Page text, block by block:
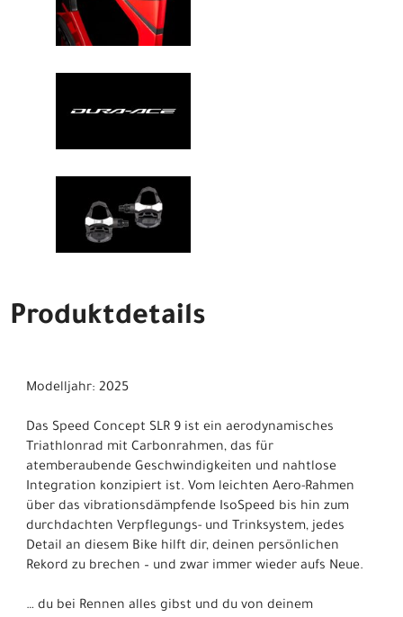
Produktdetails
Modelljahr: 2025
Das Speed Concept SLR 9 ist ein aerodynamisches
Triathlonrad mit Carbonrahmen, das für
atemberaubende Geschwindigkeiten und nahtlose
Integration konzipiert ist. Vom leichten Aero-Rahmen
über das vibrationsdämpfende IsoSpeed bis hin zum
durchdachten Verpflegungs- und Trinksystem, jedes
Detail an diesem Bike hilft dir, deinen persönlichen
Rekord zu brechen – und zwar immer wieder aufs Neue.
… du bei Rennen alles gibst und du von deinem